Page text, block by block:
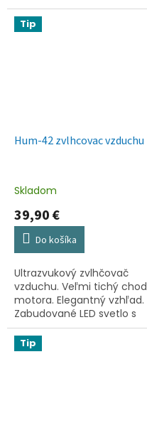
Vrtuľa chránená mriežkou
proti možným poraneniam.
Priemer vrtule: 30...
Tip
Hum-42 zvlhcovac vzduchu
Skladom
39,90 €
Do košíka
Ultrazvukový zvlhčovač
vzduchu. Veľmi tichý chod
motora. Elegantný vzhľad.
Zabudované LED svetlo s
možnosťou nastavenia až
7 farieb. Doba prevádzky
bez doplnenia vody 14 až
Tip